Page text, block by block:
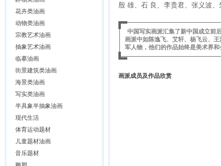
花卉类油画
动物类油画
宗教艺术油画
抽象艺术油画
临摹油画
街景建筑类油画
海景类油画
写实类油画
半具象半抽象油画
现代生活
体育运动题材
儿童题材油画
音乐题材
殷 雄、石 良、李贵君、张义波
中国写实画派汇集了新中国成立前
画派中如陈逸飞、艾轩、杨飞云、
军人物，他们的作品始终是美术界
画派成员及作品欣赏